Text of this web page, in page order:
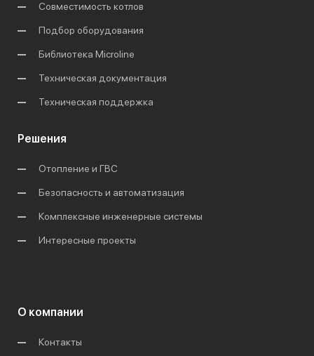
Совместимость котлов
Подбор оборудования
Библиотека Microline
Техническая документация
Техническая поддержка
Решения
Отопление и ГВС
Безопасность и автоматизация
Комплексные инженерные системы
Интересные проекты
О компании
Контакты